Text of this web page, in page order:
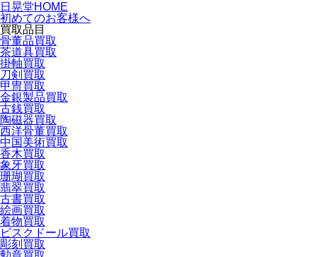
日晃堂HOME
初めてのお客様へ
買取品目
骨董品買取
茶道具買取
掛軸買取
刀剣買取
甲冑買取
金銀製品買取
古銭買取
陶磁器買取
西洋骨董買取
中国美術買取
香木買取
象牙買取
珊瑚買取
翡翠買取
古書買取
絵画買取
着物買取
ビスクドール買取
彫刻買取